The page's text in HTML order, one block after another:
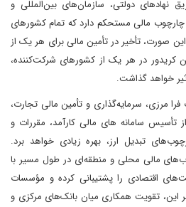
دولتی، سازمان‌های بین‌المللی و
مالی مستحکم دارد که تمام کشورهای
این صورت، تأخیر در تأمین مالی برای هر یک از
کریدور در هر یک از کشورهای شرکت‌کننده،
خواهد گذاشت.
مرزی، سرمایه‌گذاری و تأمین مالی تجارت،
تأسیس سامانه ‌های مالی کارآمد، مقررات و
تبدیل ارز، بهره زیادی خواهد برد.
مالی محلی و منطقه‌ای در طول مسیر با
اقتصادی را پشتیبانی کرده و مؤسسات
این، تقویت همکاری میان بانک‌های مرکزی و